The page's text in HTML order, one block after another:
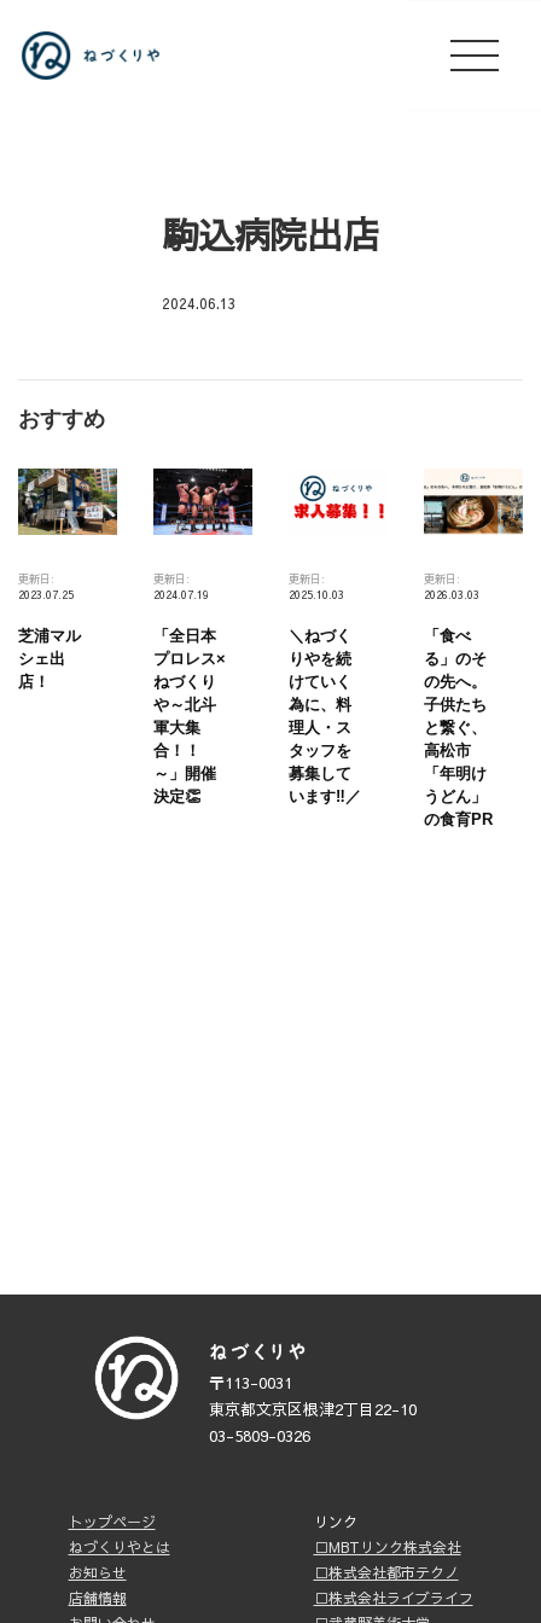
駒込病院出店
2024.06.13
込
病
出
店
おすすめ
更新日:
2023.07.25
芝浦マル
シェ出
店！
更新日:
2024.07.19
「全日本
プロレス×
ねづくり
や～北斗
軍大集
合！！
～」開催
決定👏
更新日:
2025.10.03
＼ねづく
りやを続
けていく
為に、料
理人・ス
タッフを
募集して
います‼️／
更新日:
2026.03.03
「食べ
る」のそ
の先へ。
子供たち
と繋ぐ、
高松市
「年明け
うどん」
の食育PR
〒113-0031
東京都文京区根津2丁目22-10
03-5809-0326
トップページ
ねづくりやとは
お知らせ
店舗情報
リンク
□MBTリンク株式会社
□株式会社都市テクノ
□株式会社ライブライフ